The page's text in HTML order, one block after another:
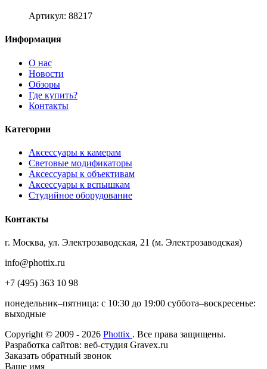
Артикул: 88217
Информация
О нас
Новости
Обзоры
Где купить?
Контакты
Категории
Аксессуары к камерам
Световые модификаторы
Аксессуары к объективам
Аксессуары к вспышкам
Студийное оборудование
Контакты
г. Москва, ул. Электрозаводская, 21 (м. Электрозаводская)
info@phottix.ru
+7 (495) 363 10 98
понедельник–пятница: с 10:30 до 19:00 суббота–воскресенье:
выходные
Copyright © 2009 - 2026 Phottix . Все права защищены.
Разработка сайтов: веб-студия Gravex.ru
Заказать обратный звонок
Ваше имя